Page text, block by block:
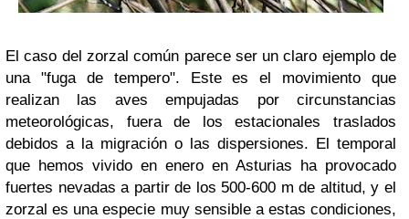
El caso del zorzal común parece ser un claro ejemplo de
una "fuga de tempero". Este es el movimiento que
realizan las aves empujadas por circunstancias
meteorológicas, fuera de los estacionales traslados
debidos a la migración o las dispersiones. El temporal
que hemos vivido en enero en Asturias ha provocado
fuertes nevadas a partir de los 500-600 m de altitud, y el
zorzal es una especie muy sensible a estas condiciones,